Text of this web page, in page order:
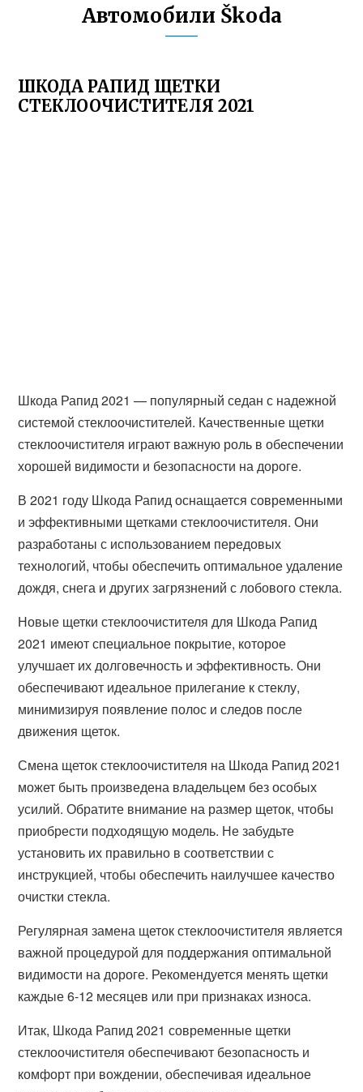
Автомобили Škoda
ШКОДА РАПИД ЩЕТКИ
СТЕКЛООЧИСТИТЕЛЯ 2021
Шкода Рапид 2021 — популярный седан с надежной
системой стеклоочистителей. Качественные щетки
стеклоочистителя играют важную роль в обеспечении
хорошей видимости и безопасности на дороге.
В 2021 году Шкода Рапид оснащается современными
и эффективными щетками стеклоочистителя. Они
разработаны с использованием передовых
технологий, чтобы обеспечить оптимальное удаление
дождя, снега и других загрязнений с лобового стекла.
Новые щетки стеклоочистителя для Шкода Рапид
2021 имеют специальное покрытие, которое
улучшает их долговечность и эффективность. Они
обеспечивают идеальное прилегание к стеклу,
минимизируя появление полос и следов после
движения щеток.
Смена щеток стеклоочистителя на Шкода Рапид 2021
может быть произведена владельцем без особых
усилий. Обратите внимание на размер щеток, чтобы
приобрести подходящую модель. Не забудьте
установить их правильно в соответствии с
инструкцией, чтобы обеспечить наилучшее качество
очистки стекла.
Регулярная замена щеток стеклоочистителя является
важной процедурой для поддержания оптимальной
видимости на дороге. Рекомендуется менять щетки
каждые 6-12 месяцев или при признаках износа.
Итак, Шкода Рапид 2021 современные щетки
стеклоочистителя обеспечивают безопасность и
комфорт при вождении, обеспечивая идеальное